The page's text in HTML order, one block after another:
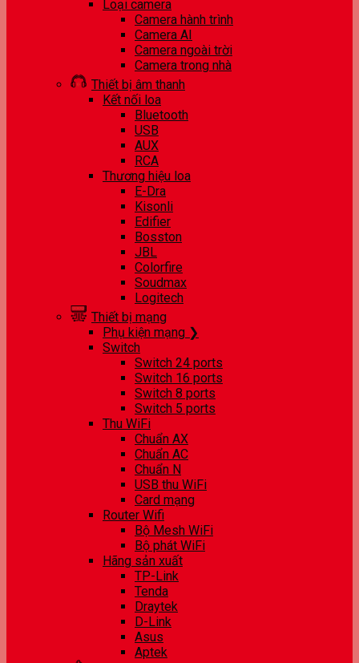
Loại camera
Camera hành trình
Camera AI
Camera ngoài trời
Camera trong nhà
Thiết bị âm thanh
Kết nối loa
Bluetooth
USB
AUX
RCA
Thương hiệu loa
E-Dra
Kisonli
Edifier
Bosston
JBL
Colorfire
Soudmax
Logitech
Thiết bị mạng
Phụ kiện mạng ❯
Switch
Switch 24 ports
Switch 16 ports
Switch 8 ports
Switch 5 ports
Thu WiFi
Chuẩn AX
Chuẩn AC
Chuẩn N
USB thu WiFi
Card mạng
Router Wifi
Bộ Mesh WiFi
Bộ phát WiFi
Hãng sản xuất
TP-Link
Tenda
Draytek
D-Link
Asus
Aptek